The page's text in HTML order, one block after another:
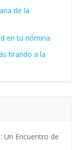
de la
en tu nómina
tirando a la
Un Encuentro de